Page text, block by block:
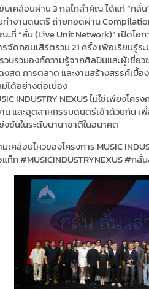
บเคลื่อนผ่าน 3 กลไกสำคัญ ได้แก่ “กลั่น
งานดนตรี ถ่ายทอดผ่าน
ที่ “ลั่น (Live Unit Network)” เปิดโ
จัดคอนเสิร์ตรวม 21 ครั้ง เพื่อเรียน
รวบรวมองค์ความรู้จากศิลปินและผู้เ
การตลาด และงานสร้างสรรค์เบื้อง
ได้อย่างต่อเนื่อง
INDUSTRY NEXUS ไม่ใช่เพียงโคร
น และอุตสาหกรรมดนตรีเข้าด้วยกัน
ขันในระดับนานาชาติในอนาคต
คลื่อนไหวของโครงการ MUSIC
ก #MUSICINDUSTRYNEXUS #กลั่